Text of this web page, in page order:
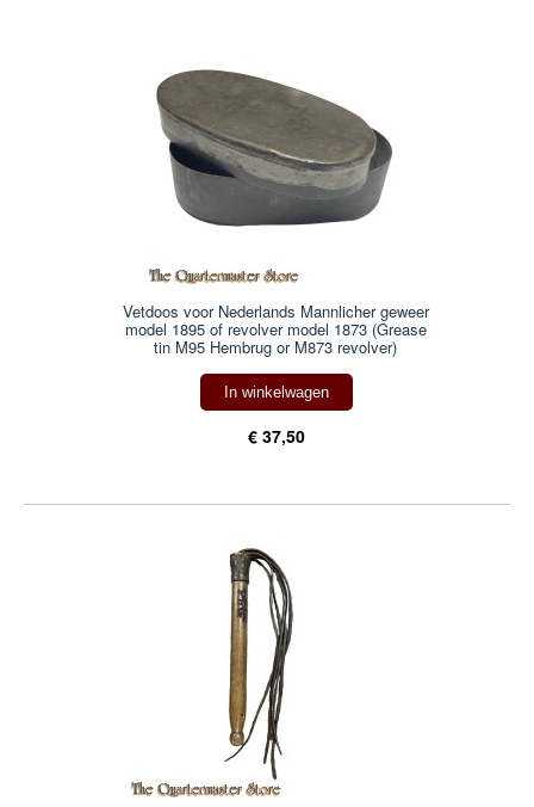
Vetdoos voor Nederlands Mannlicher geweer
model 1895 of revolver model 1873 (Grease
tin M95 Hembrug or M873 revolver)
In winkelwagen
€ 37,50